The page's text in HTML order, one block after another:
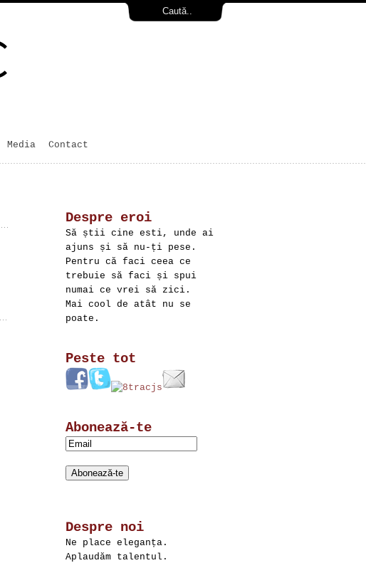
Media Contact
Despre eroi
Să știi cine esti, unde ai
ajuns și să nu-ți pese.
Pentru că faci ceea ce
trebuie să faci și spui
numai ce vrei să zici.
Mai cool de atât nu se
poate.
Peste tot
Abonează-te
Despre noi
Ne place eleganța.
Aplaudăm talentul.